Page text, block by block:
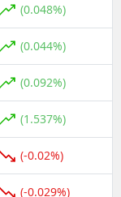
(0.048%)
(0.044%)
(0.092%)
(1.537%)
(-0.02%)
(-0.029%)